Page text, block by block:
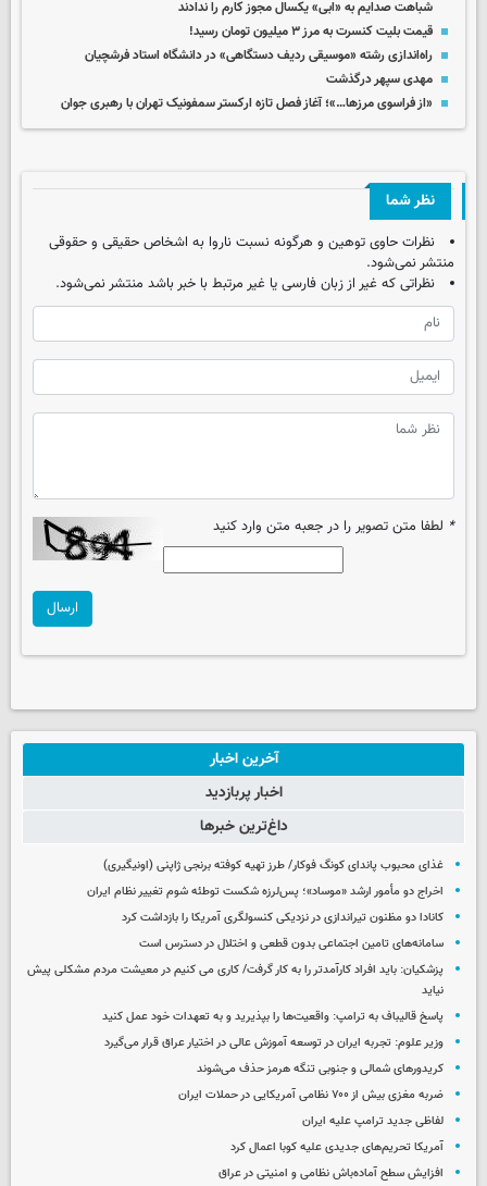
شباهت صدایم به «ابی» یکسال مجوز کارم را ندادند
قیمت بلیت کنسرت‌ به مرز ۳ میلیون تومان رسید!
راه‌اندازی رشته «موسیقی ردیف دستگاهی» در دانشگاه استاد فرشچیان
مهدی سپهر درگذشت
«از فراسوی مرزها…»؛ آغاز فصل تازه ارکستر سمفونیک تهران با رهبری جوان
نظر شما
نظرات حاوی توهین و هرگونه نسبت ناروا به اشخاص حقیقی و حقوقی
منتشر نمی‌شود.
نظراتی که غیر از زبان فارسی یا غیر مرتبط با خبر باشد منتشر نمی‌شود.
* لطفا متن تصویر را در جعبه متن وارد کنید
ارسال
آخرین اخبار
اخبار پربازدید
داغ‌ترین خبرها
غذای محبوب پاندای کونگ فوکار/ طرز تهیه کوفته برنجی ژاپنی (اونیگیری)
اخراج دو مأمور ارشد «موساد»؛ پس‌لرزه شکست توطئه شوم تغییر نظام ایران
کانادا دو مظنون تیراندازی در نزدیکی کنسولگری آمریکا را بازداشت کرد
سامانه‌های تامین اجتماعی بدون قطعی و اختلال در دسترس است
پزشکیان: باید افراد کارآمدتر را به کار گرفت/ کاری می کنیم در معیشت مردم مشکلی پیش
نیاید
پاسخ قالیباف به ترامپ: واقعیت‌ها را بپذیرید و به تعهدات خود عمل کنید
وزیر علوم: تجربه ایران در توسعه آموزش عالی در اختیار عراق قرار می‌گیرد
کریدورهای شمالی و جنوبی تنگه هرمز حذف می‌شوند
ضربه مغزی بیش از ۷۰۰ نظامی آمریکایی در حملات ایران
لفاظی جدید ترامپ علیه ایران
آمریکا تحریم‌های جدیدی علیه کوبا اعمال کرد
افزایش سطح آماده‌باش نظامی و امنیتی در عراق